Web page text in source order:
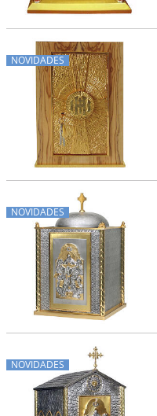
NOVIDADES
NOVIDADES
NOVIDADES